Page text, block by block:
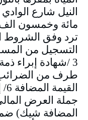
مائة وخمسون الف
جملة العرض
المضافة شيك)